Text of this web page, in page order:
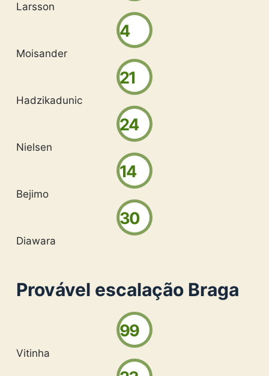
Larsson
4
Moisander
21
Hadzikadunic
24
Nielsen
14
Bejimo
30
Diawara
Provável escalação Braga
99
Vitinha